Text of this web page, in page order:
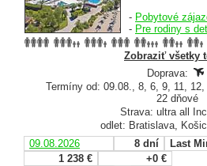
- Pobytové
- Pre rodiny s
Zobraziť všetky
Doprava:
Termíny od: 09.08., 8, 6, 9, 11,
22 dňové
Strava: ultra all
odlet: Bratislava,
09.08.2026
8 dní
Last
1 238 €
+0 €